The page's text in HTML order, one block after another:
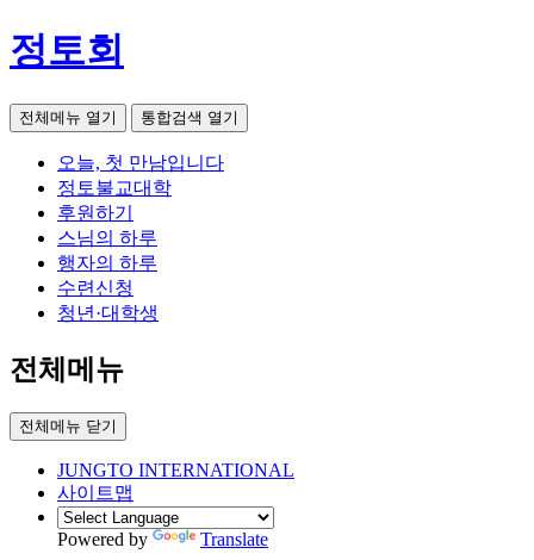
정토회
전체메뉴 열기 통합검색 열기
오늘, 첫 만남입니다
정토불교대학
후원하기
스님의 하루
행자의 하루
수련신청
청년·대학생
전체메뉴
전체메뉴 닫기
JUNGTO INTERNATIONAL
사이트맵
Powered by Translate